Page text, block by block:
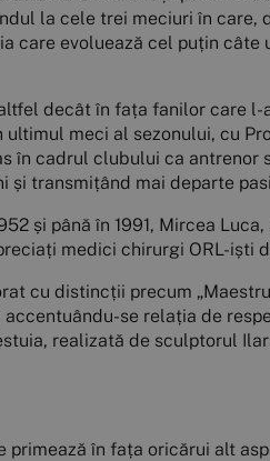
la cele trei meciuri în
evoluează cel puțin
decât în fața fanilor care l-
meci al sezonului, cu
în cadrul clubului ca
transmițând mai departe
și până în 1991, Mircea
medici chirurgi ORL-iști
cu distincții precum
se relația de
realizată de sculptorul
în fața oricărui alt